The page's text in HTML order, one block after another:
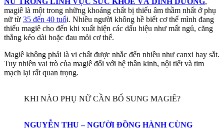
magiê là một trong những khoáng chất bị thiếu âm thầm nhất ở phụ
nữ từ 35 đến 40 tuổi. Nhiều người không hề biết cơ thể mình đang
thiếu magiê cho đến khi xuất hiện các dấu hiệu như mất ngủ, căng
thẳng kéo dài hoặc đau mỏi cơ thể.
Magiê không phải là vi chất được nhắc đến nhiều như canxi hay sắt.
Tuy nhiên vai trò của magiê đối với hệ thần kinh, nội tiết và tim
mạch lại rất quan trọng.
KHI NÀO PHỤ NỮ CẦN BỔ SUNG MAGIÊ?
NGUYỄN THU – NGƯỜI ĐỒNG HÀNH CÙNG